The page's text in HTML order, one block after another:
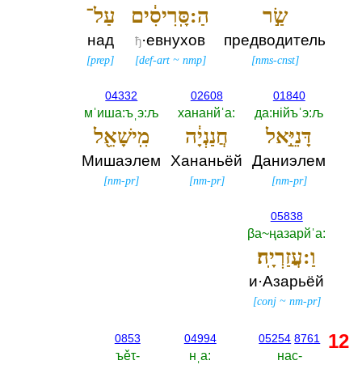
שַׂ֣ר
предводитель
[nms-cnst]
הַ:סָּֽרִיסִ֔ים
ђ·евнухов
[def-art~ nmp]
עַל־
над
[prep]
01840
да:нiйъˈэ:љ
דָּנִיֵּ֣אל
Даниэлем
[nm-pr]
02608
хананйˈа:‎
חֲנַנְיָ֔ה
Хананьёй
[nm-pr]
04332
мˈиша:ъˌэ:љ
מִֽישָׁאֵ֖ל
Мишаэлем
[nm-pr]
05838
βа~ңазарйˈа:‎
וַ:עֲזַרְיָֽה׃
и·Азарьёй
[conj~ nm-pr]
05254 8761
нас-‎
04994
нˌа:‎
0853
ъěτ-‎
12